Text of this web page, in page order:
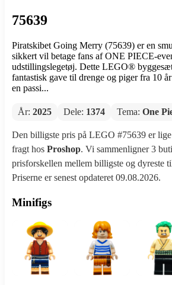
75639
Piratskibet Going Merry (75639) er en
sikkert vil betage fans af ONE PIECE-
udstillingslegetøj. Dette LEGO®
fantastisk gave til drenge og piger fra 10
en passi...
År: 2025 Dele: 1374 Tema: One
Den billigste pris på LEGO #75639 er
fragt hos Proshop. Vi sammenligner 3
prisforskellen mellem billigste og dyreste
Priserne er senest opdateret 09.08.2026.
Minifigs